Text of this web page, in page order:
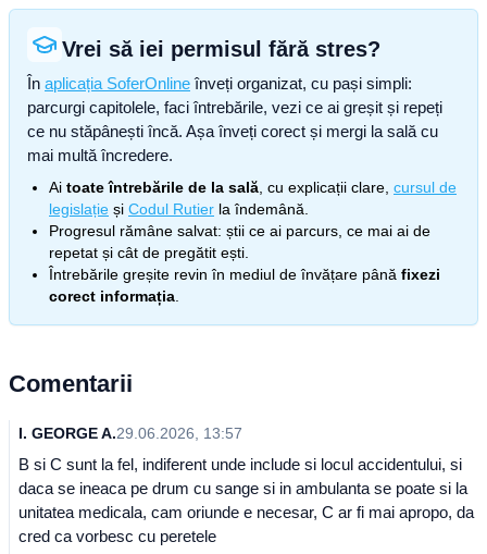
Vrei să iei permisul fără stres?
În aplicația SoferOnline înveți organizat, cu pași simpli:
parcurgi capitolele, faci întrebările, vezi ce ai greșit și repeți
ce nu stăpânești încă. Așa înveți corect și mergi la sală cu
mai multă încredere.
Ai toate întrebările de la sală , cu explicații clare, cursul de
legislație și Codul Rutier la îndemână.
Progresul rămâne salvat: știi ce ai parcurs, ce mai ai de
repetat și cât de pregătit ești.
Întrebările greșite revin în mediul de învățare până fixezi
corect informația
Comentarii
I. GEORGE A.29.06.2026, 13:57
B si C sunt la fel, indiferent unde include si locul accidentului, si
daca se ineaca pe drum cu sange si in ambulanta se poate si la
unitatea medicala, cam oriunde e necesar, C ar fi mai apropo, da
cred ca vorbesc cu peretele